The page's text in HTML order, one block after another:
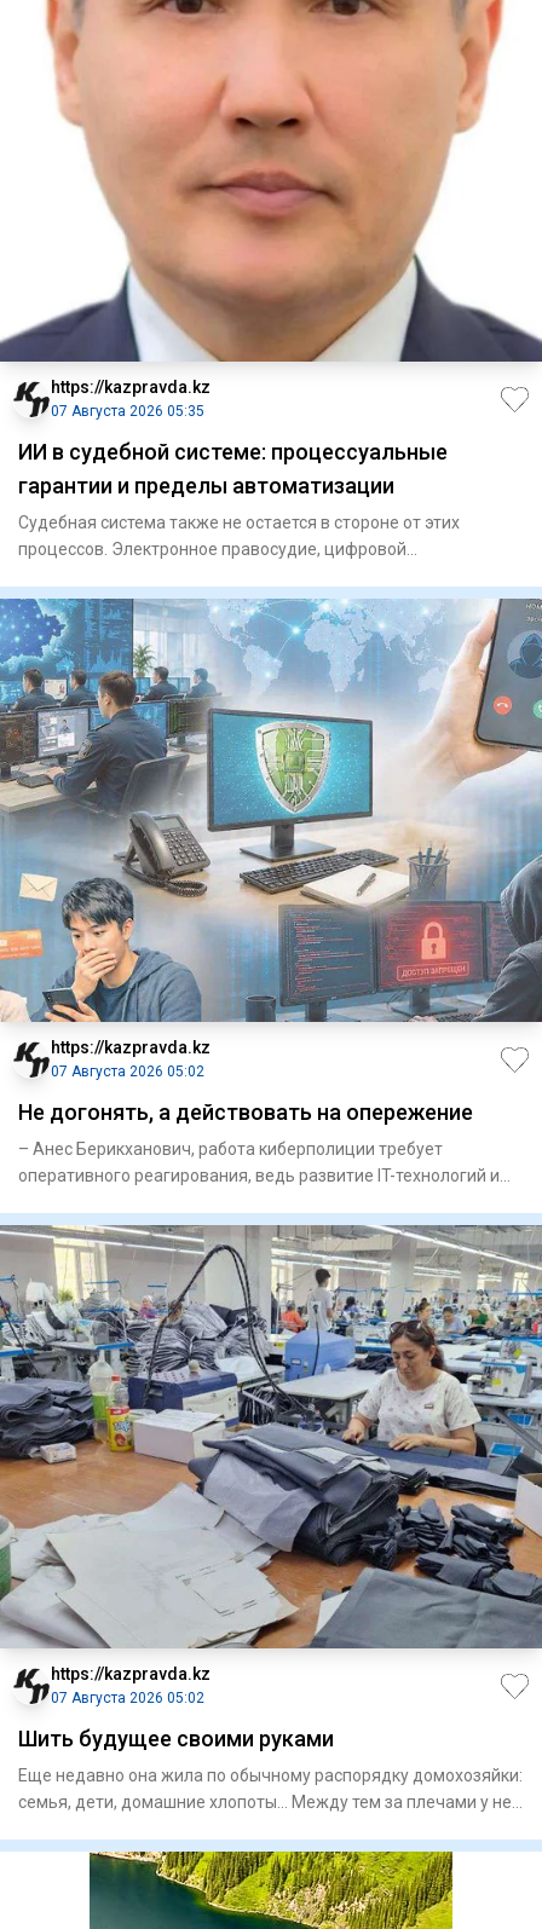
https://kazpravda.kz
07 Августа 2026 05:35
ИИ в судебной системе: процессуальные
гарантии и пределы автоматизации
Судебная система также не остается в стороне от этих
процессов. Электронное правосудие, цифровой
https://kazpravda.kz
07 Августа 2026 05:02
Не догонять, а действовать на опережение
– Анес Берикханович, работа кибер­полиции требует
оперативного реагирования, ведь развитие IT-технологий и
https://kazpravda.kz
07 Августа 2026 05:02
Шить будущее своими руками
Еще недавно она жила по обычному распорядку домохозяйки:
семья, дети, домашние хлопоты... Между тем за плечами у нее